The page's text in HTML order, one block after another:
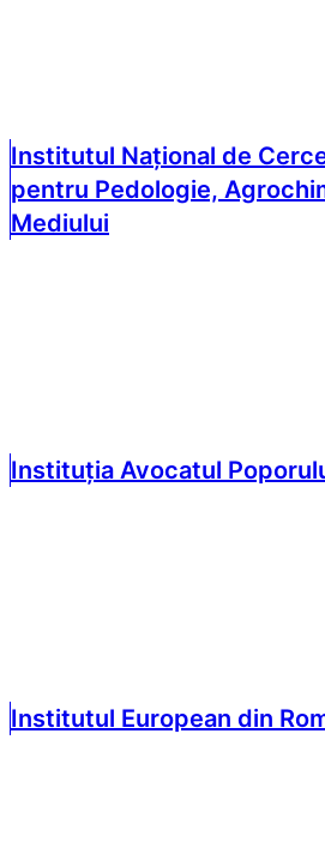
Institutul Național de
pentru Pedologie,
Mediului
Instituția Avocatul
Institutul European din